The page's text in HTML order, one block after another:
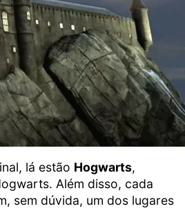
lá estão Hogwarts,
Além disso, cada
sem dúvida, um dos lugares